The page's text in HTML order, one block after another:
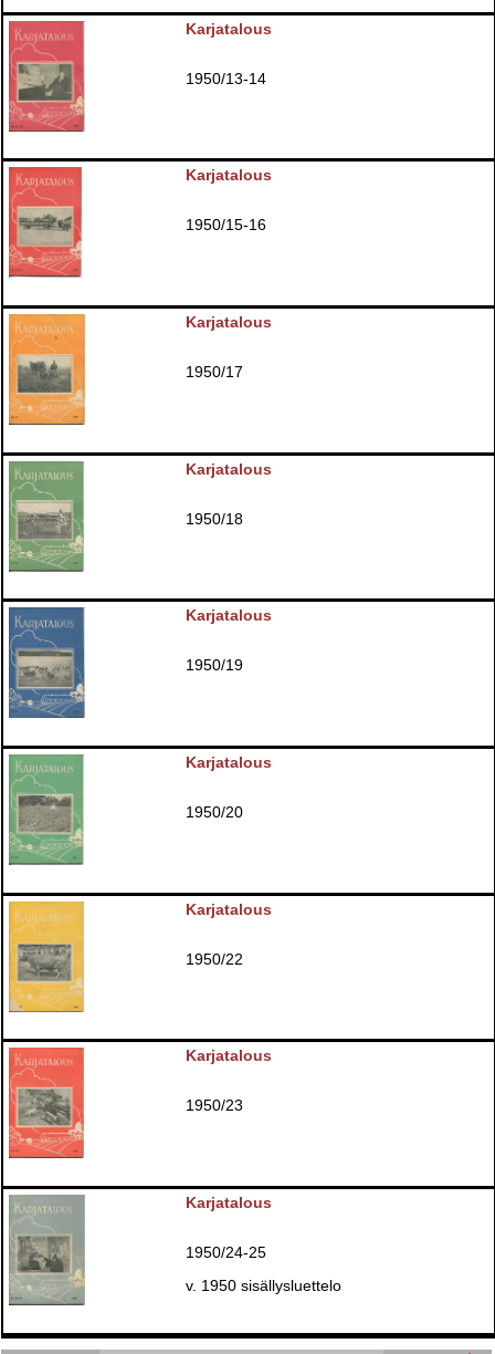
Karjatalous
1950/13-14
Karjatalous
1950/15-16
Karjatalous
1950/17
Karjatalous
1950/18
Karjatalous
1950/19
Karjatalous
1950/20
Karjatalous
1950/22
Karjatalous
1950/23
Karjatalous
1950/24-25
v. 1950 sisällysluettelo